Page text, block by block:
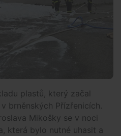
plastů, který začal
brněnských Přízřenicích.
Mikošky se v noci
která bylo nutné uhasit a